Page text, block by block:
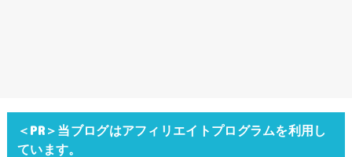
＜PR＞当ブログはアフィリエイトプログラムを利用し
ています。